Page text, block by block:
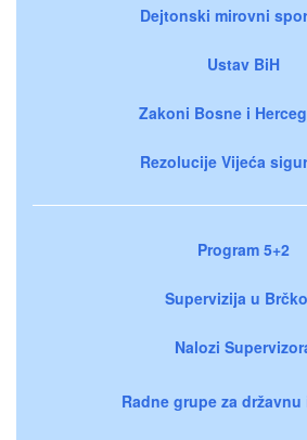
Dejtonski mirovni
Ustav BiH
Zakoni Bosne i
Rezolucije Vijeća
Program 5+2
Supervizija u
Nalozi
Radne grupe za